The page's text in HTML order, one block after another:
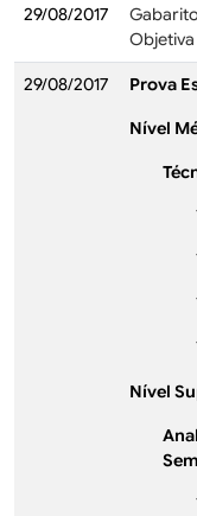
29/08/2017
Objetiva
29/08/2017 Prova
Nível
Nível